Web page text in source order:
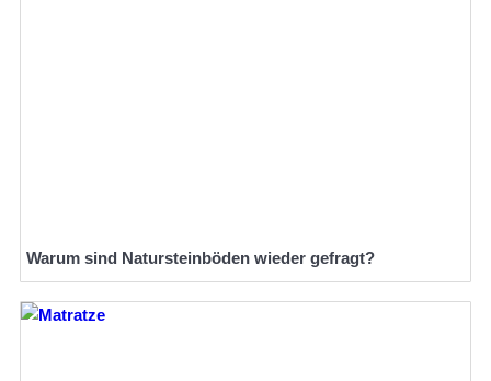
Warum sind Natursteinböden wieder gefragt?